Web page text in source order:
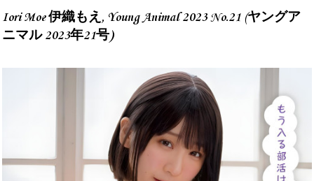
Iori Moe 伊織もえ, Young Animal 2023 No.21 (ヤングア
ニマル 2023年21号)